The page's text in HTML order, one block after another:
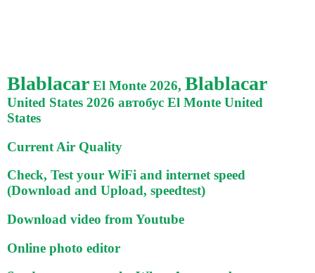
Blablacar El Monte 2026, Blablacar
United States 2026 автобус El Monte United
States
Current Air Quality
Check, Test your WiFi and internet speed
(Download and Upload, speedtest)
Download video from Youtube
Online photo editor